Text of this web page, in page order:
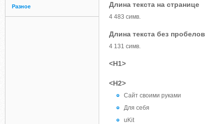
Разное Длина текста на странице
4 483 симв.
Длина текста без пробелов
4 131 симв.
<H1>
<H2>
Сайт своими руками
Для себя
uKit